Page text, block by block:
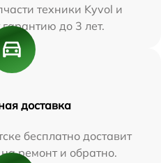
техники Kyvol и
до 3 лет.
доставка
бесплатно доставит
ремонт и обратно.